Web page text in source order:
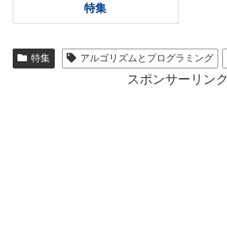
特集
特集 アルゴリズムとプログラミング
スポンサーリンク